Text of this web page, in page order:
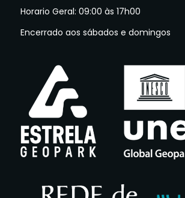
Horario Geral: 09:00 às 17h00
Encerrado aos sábados e domingos